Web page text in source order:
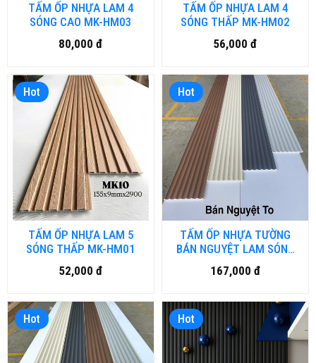
TẤM ỐP NHỰA LAM 4
SÓNG CAO MK-HM03
80,000 đ
TẤM ỐP NHỰA LAM 4
SÓNG THẤP MK-HM02
56,000 đ
Hot
TẤM ỐP NHỰA LAM 5
SÓNG THẤP MK-HM01
52,000 đ
Hot
TẤM ỐP NHỰA TƯỜNG
BÁN NGUYỆT LAM SÓNG
ÂM BẢN TO - AP.DN
167,000 đ
Hot Hot